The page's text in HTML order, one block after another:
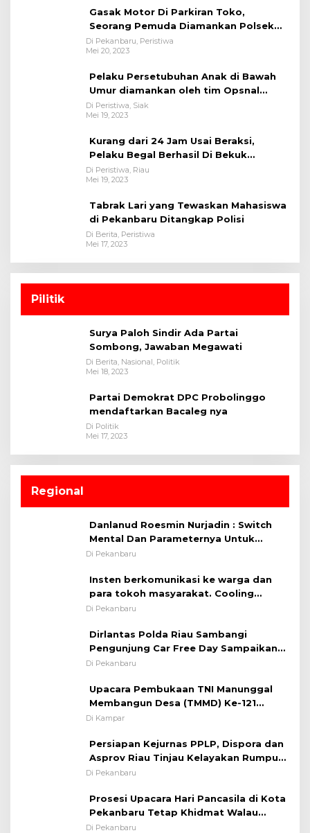
Gasak Motor Di Parkiran Toko,
Seorang Pemuda Diamankan Polsek
Bukit Raya
Di Pekanbaru, Peristiwa
Mei 20, 2023
Pelaku Persetubuhan Anak di Bawah
Umur diamankan oleh tim Opsnal
Polsek Tualang-Polres Siak-Polda Riau
Di Peristiwa, Siak
Mei 19, 2023
Kurang dari 24 Jam Usai Beraksi,
Pelaku Begal Berhasil Di Bekuk
Satreskrim Polres Kuansing
Di Peristiwa, Riau
Mei 19, 2023
Tabrak Lari yang Tewaskan Mahasiswa
di Pekanbaru Ditangkap Polisi
Di Berita, Peristiwa
Mei 17, 2023
Pilitik
Surya Paloh Sindir Ada Partai
Sombong, Jawaban Megawati
Di Berita, Nasional, Politik
Mei 18, 2023
Partai Demokrat DPC Probolinggo
mendaftarkan Bacaleg nya
Di Politik
Mei 17, 2023
Regional
Danlanud Roesmin Nurjadin : Switch
Mental Dan Parameternya Untuk
Melaksanakan ✈
Di Pekanbaru
Insten berkomunikasi ke warga dan
para tokoh masyarakat. Cooling
System OMP LK ²024 Polsek Rumbai,
Pentingnya Memelihara dan Menjaga
Situasi Kondusif
Di Pekanbaru
Dirlantas Polda Riau Sambangi
Pengunjung Car Free Day Sampaikan
Pesan Edukasi Kamtibmas &
Di Pekanbaru
Upacara Pembukaan TNI Manunggal
Membangun Desa (TMMD) Ke-121
Kodim 0313/KPR Tahun 2024) ?
Di Kampar
Persiapan Kejurnas PPLP, Dispora dan
Asprov Riau Tinjau Kelayakan Rumput
Lapangan Sepakbola
Di Pekanbaru
Prosesi Upacara Hari Pancasila di Kota
Pekanbaru Tetap Khidmat Walau
Dalam Ruangan
Di Pekanbaru